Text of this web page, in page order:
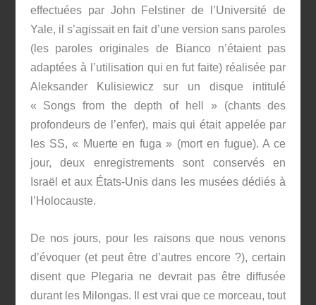
effectuées par John Felstiner de l’Université de
Yale, il s’agissait en fait d’une version sans paroles
(les paroles originales de Bianco n’étaient pas
adaptées à l’utilisation qui en fut faite) réalisée par
Aleksander Kulisiewicz sur un disque intitulé
« Songs from the depth of hell » (chants des
profondeurs de l’enfer), mais qui était appelée par
les SS, « Muerte en fuga » (mort en fugue). A ce
jour, deux enregistrements sont conservés en
Israël et aux États-Unis dans les musées dédiés à
l’Holocauste.
De nos jours, pour les raisons que nous venons
d’évoquer (et peut être d’autres encore ?), certain
disent que Plegaria ne devrait pas être diffusée
durant les Milongas. Il est vrai que ce morceau, tout